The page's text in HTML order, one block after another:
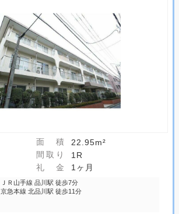
面 積
22.95m²
間取り
1R
礼 金 1ヶ月
ＪＲ山手線 品川駅 徒歩7分
京急本線 北品川駅 徒歩11分